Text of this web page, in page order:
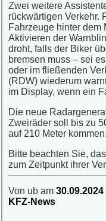
Zwei weitere
rückwärtigen Verkehr.
Fahrzeuge hinter dem
Aktivieren der
droht, falls der Biker
bremsen muss – sei
oder im fließenden
(RDW) wiederum
im Display, wenn ein
Die neue
Zweiräder soll bis zu
auf 210 Meter
Bitte beachten Sie,
zum Zeitpunkt ihrer
Von ub am 30.09.2024
KFZ-News